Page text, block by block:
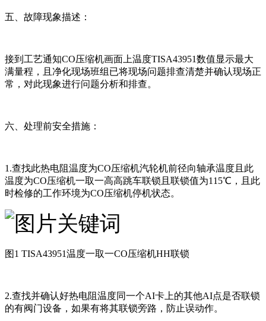
五、故障现象描述：
接到工艺通知CO压缩机画面上温度TISA43951数值显示最大
满量程，且净化现场班组已将现场问题排查清楚并确认现场正
常，对此现象进行问题分析和排查。
六、处理前安全措施：
1.查找此热电阻温度为CO压缩机汽轮机前径向轴承温度且此
温度为CO压缩机一取一高高跳车联锁且联锁值为115℃，且此
时检修的工作环境为CO压缩机停机状态。
图1 TISA43951温度一取一CO压缩机HH联锁
2.查找并确认好热电阻温度同一个AI卡上的其他AI点是否联锁
的有阀门设备，如果有将其联锁旁路，防止误动作。